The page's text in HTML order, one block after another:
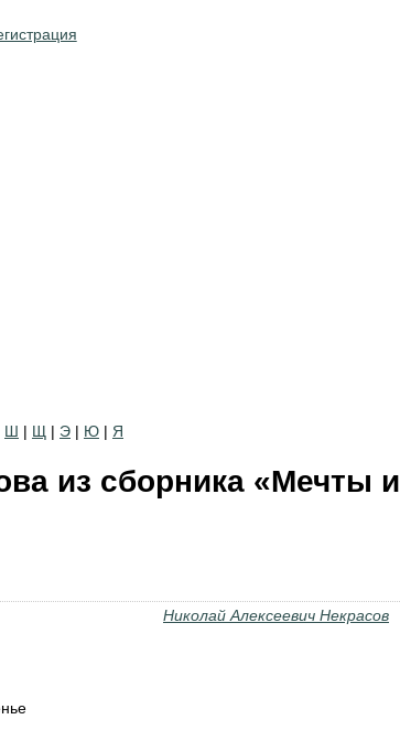
Ш | Щ | Э | Ю | Я
из сборника «Мечты и
Николай Алексеевич Некрасов